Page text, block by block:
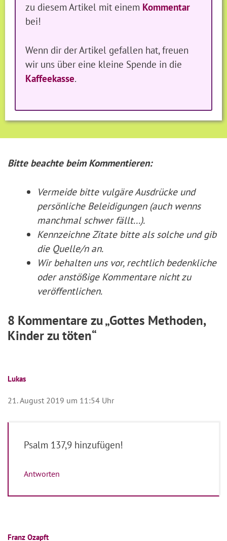
zu diesem Artikel mit einem Kommentar
bei!
Wenn dir der Artikel gefallen hat, freuen
wir uns über eine kleine Spende in die
Kaffeekasse.
Bitte beachte beim Kommentieren:
Vermeide bitte vulgäre Ausdrücke und
persönliche Beleidigungen (auch wenns
manchmal schwer fällt...).
Kennzeichne Zitate bitte als solche und gib
die Quelle/n an.
Wir behalten uns vor, rechtlich bedenkliche
oder anstößige Kommentare nicht zu
veröffentlichen.
8 Kommentare zu „Gottes Methoden,
Kinder zu töten“
Lukas
21. August 2019 um 11:54 Uhr
Psalm 137,9 hinzufügen!
Antworten
Franz Ozapft